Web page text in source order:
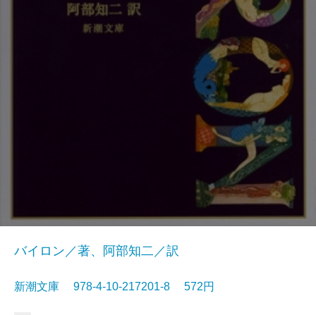
バイロン／著、阿部知二／訳
新潮文庫 978-4-10-217201-8 572円